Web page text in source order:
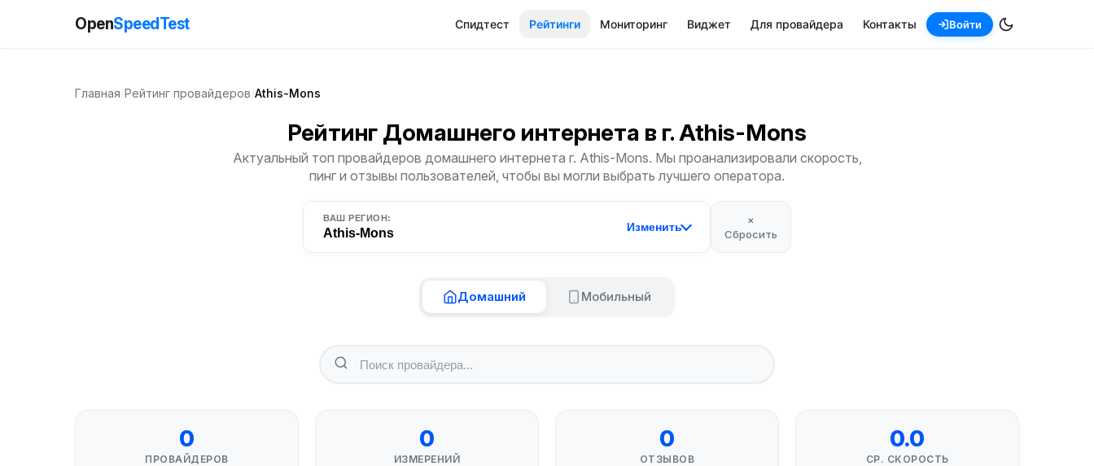
OpenSpeedTest Спидтест Рейтинги Мониторинг Виджет Для провайдера Контакты Войти
Главная Рейтинг провайдеров Athis-Mons
Рейтинг Домашнего интернета в г. Athis-Mons
Актуальный топ провайдеров домашнего интернета г. Athis-Mons. Мы проанализировали скорость,
пинг и отзывы пользователей, чтобы вы могли выбрать лучшего оператора.
ВАШ РЕГИОН:
Athis-Mons Изменить
×
Сбросить
Домашний Мобильный
0
ПРОВАЙДЕРОВ
0
ИЗМЕРЕНИЙ
0
ОТЗЫВОВ
0.0
СР. СКОРОСТЬ